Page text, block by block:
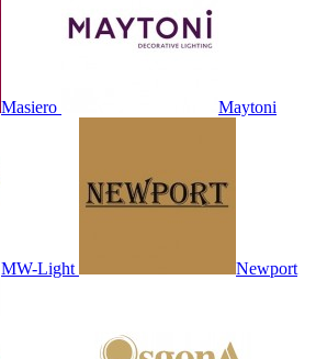
Masiero Maytoni
MW-Light Newport